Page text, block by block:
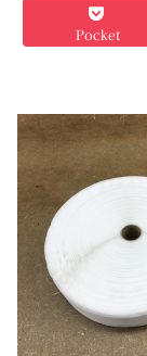
Pocket